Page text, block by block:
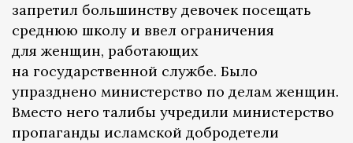
запретил большинству девочек посещать
среднюю школу и ввел ограничения
для женщин, работающих
на государственной службе. Было
упразднено министерство по делам женщин.
Вместо него талибы учредили министерство
пропаганды исламской добродетели